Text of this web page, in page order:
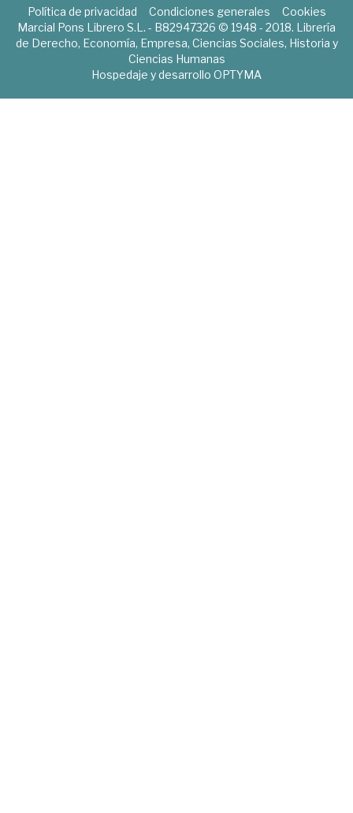
Política de privacidad Condiciones generales
Cookies
Marcial Pons Librero S.L. - B82947326 © 1948 - 2018. Librería
de Derecho, Economía, Empresa, Ciencias Sociales, Historia y
Ciencias Humanas
Hospedaje y desarrollo OPTYMA